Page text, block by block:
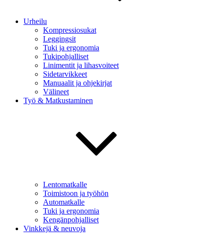
Urheilu
Kompressiosukat
Leggingsit
Tuki ja ergonomia
Tukipohjalliset
Linimentit ja lihasvoiteet
Sidetarvikkeet
Manuaalit ja ohjekirjat
Välineet
Työ & Matkustaminen
Lentomatkalle
Toimistoon ja työhön
Automatkalle
Tuki ja ergonomia
Kengänpohjalliset
Vinkkejä & neuvoja